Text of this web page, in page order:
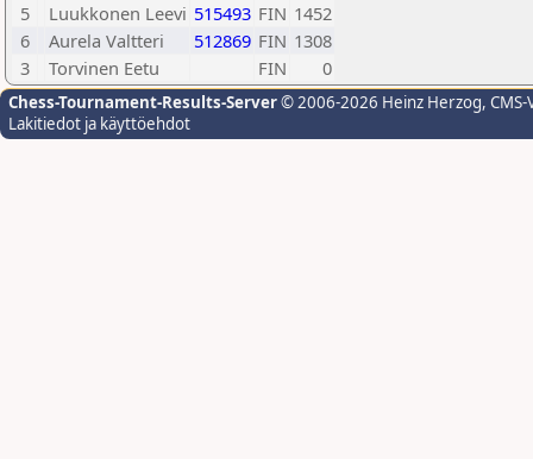
5
Luukkonen Leevi 515493 FIN 1452
6
Aurela Valtteri 512869 FIN 1308
3
Torvinen Eetu FIN 0
Chess-Tournament-Results-Server© 2006-2026 Heinz Herzog,
Lakitiedot ja käyttöehdot